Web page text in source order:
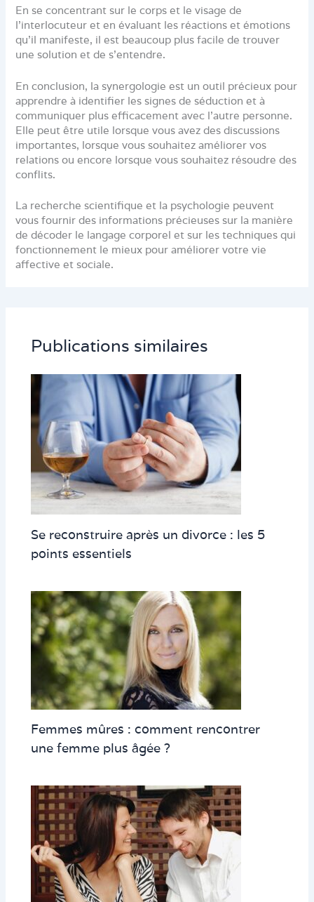
En se concentrant sur le corps et le visage de
l’interlocuteur et en évaluant les réactions et émotions
qu’il manifeste, il est beaucoup plus facile de trouver
une solution et de s’entendre.
En conclusion, la synergologie est un outil précieux pour
apprendre à identifier les signes de séduction et à
communiquer plus efficacement avec l’autre personne.
Elle peut être utile lorsque vous avez des discussions
importantes, lorsque vous souhaitez améliorer vos
relations ou encore lorsque vous souhaitez résoudre des
conflits.
La recherche scientifique et la psychologie peuvent
vous fournir des informations précieuses sur la manière
de décoder le langage corporel et sur les techniques qui
fonctionnement le mieux pour améliorer votre vie
affective et sociale.
Publications similaires
Se reconstruire après un divorce : les 5
points essentiels
Femmes mûres : comment rencontrer
une femme plus âgée ?